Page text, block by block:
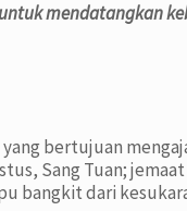
mendatangkan
bertujuan
Sang Tuan;
dari